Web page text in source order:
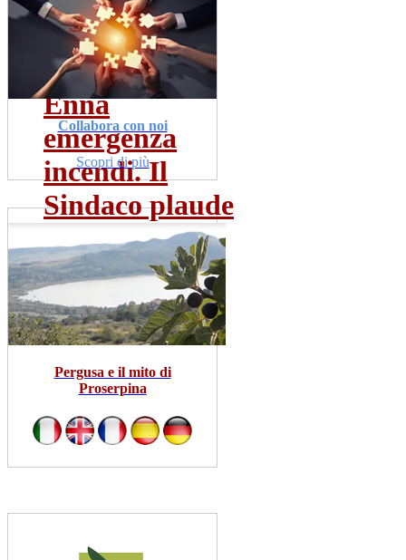
pirotecnici...
dom 19 lug
Leggi Tutto
Enna
emergenza
incendi. Il
Sindaco plaude
al...
dom 19 lug
Leggi Tutto
Collabora con noi
Scopri di più
Pergusa e il mito di
Proserpina